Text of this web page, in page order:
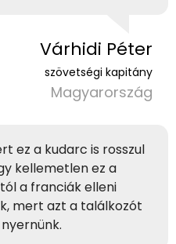
Várhidi Péter
szövetségi kapitány
Magyarország
ez a kudarc is rosszul
kellemetlen ez a
a franciák elleni
mert azt a találkozót